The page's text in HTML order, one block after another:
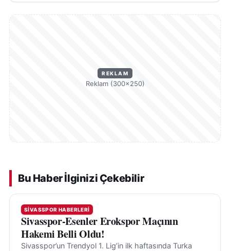
REKLAM
Reklam (300×250)
Bu Haber İlginizi Çekebilir
SIVASSPOR HABERLERI
Sivasspor-Esenler Erokspor Maçının
Hakemi Belli Oldu!
Sivasspor’un Trendyol 1. Lig’in ilk haftasında Turka